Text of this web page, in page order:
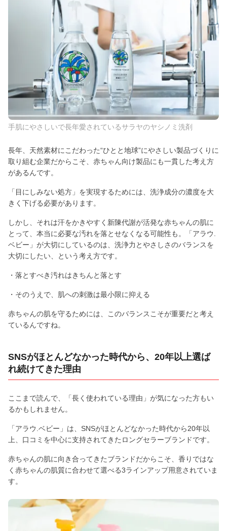
手肌にやさしいで長年愛されているサラヤのヤシノミ洗剤
長年、天然素材にこだわった“ひとと地球”にやさしい製品づくりに
取り組む企業だからこそ、赤ちゃん向け製品にも一貫した考え方
があるんです。
「目にしみない処方」を実現するためには、洗浄成分の濃度を大
きく下げる必要があります。
しかし、それは汗をかきやすく新陳代謝が活発な赤ちゃんの肌に
とって、本当に必要な汚れを落とせなくなる可能性も。「アラウ.
ベビー」が大切にしているのは、洗浄力とやさしさのバランスを
大切にしたい、という考え方です。
・落とすべき汚れはきちんと落とす
・そのうえで、肌への刺激は最小限に抑える
赤ちゃんの肌を守るためには、このバランスこそが重要だと考え
ているんですね。
SNSがほとんどなかった時代から、20年以上選ば
れ続けてきた理由
ここまで読んで、「長く使われている理由」が気になった方もい
るかもしれません。
「アラウ.ベビー」は、SNSがほとんどなかった時代から20年以
上、口コミを中心に支持されてきたロングセラーブランドです。
赤ちゃんの肌に向き合ってきたブランドだからこそ、香りではな
く赤ちゃんの肌質に合わせて選べる3ラインアップ用意されていま
す。